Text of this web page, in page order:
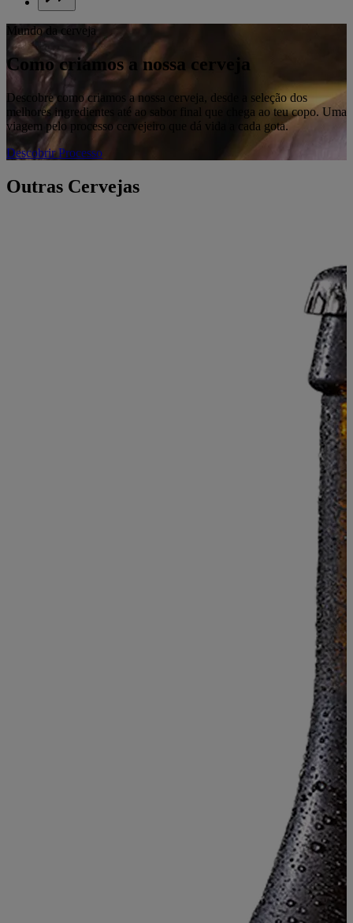
Mundo da cerveja
Como criamos a nossa cerveja
Descobre como criamos a nossa cerveja, desde a seleção dos
melhores ingredientes até ao sabor final que chega ao teu copo. Uma
viagem pelo processo cervejeiro que dá vida a cada gota.
Descobrir Processo
Outras Cervejas